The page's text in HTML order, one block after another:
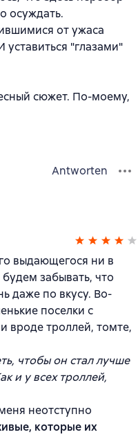
осуждать.
от ужаса
"глазами"
сюжет. По-моему,
Antworten
выдающегося ни в
забывать, что
даже по вкусу. Во-
поселки с
троллей, томте,
чтобы он стал лучше
и у всех троллей,
неотступно
которые их